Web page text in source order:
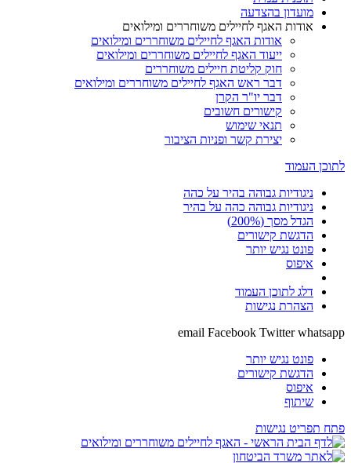
מועדון בהצדעה
אודות האגף לחיילים משוחררים ומילואים
אודות האגף לחיילים משוחררים ומילואים
ייעוד האגף לחיילים משוחררים ומילואים
חוק קליטת חיילים משוחררים
דבר ראש האגף לחיילים משוחררים ומילואים
דבר יו"ר הקרן
קישורים חשובים
תנאי שימוש
יצירת קשר ופניות הציבור
לתוכן העמוד
ניגודיות גבוהה בהיר על כהה
ניגודיות גבוהה כהה על בהיר
הגדל מסך (200%)
הדגשת קישורים
פונט נגיש יותר
איפוס
דלג לתוכן העמוד
הצהרת נגישות
email Facebook Twitter whatsapp
פונט נגיש יותר
הדגשת קישורים
איפוס
שיתוף
פתח תפריט נגישות